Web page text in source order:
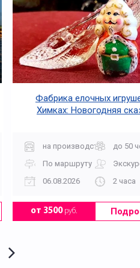
Фабрика елочных
Химках: Новогодняя
на производство
до 50
По маршруту
06.08.2026
2 часа
от 3500руб.